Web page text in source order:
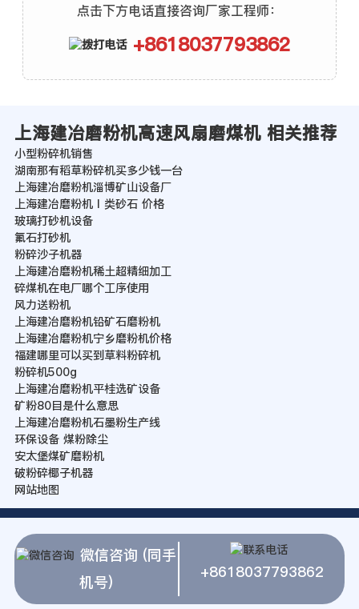
点击下方电话直接咨询厂家工程师：
+8618037793862
上海建冶磨粉机高速风扇磨煤机 相关推荐
小型粉碎机销售
湖南那有稻草粉碎机买多少钱一台
上海建冶磨粉机淄博矿山设备厂
上海建冶磨粉机Ⅰ类砂石 价格
玻璃打砂机设备
氟石打砂机
粉碎沙子机器
上海建冶磨粉机稀土超精细加工
碎煤机在电厂哪个工序使用
风力送粉机
上海建冶磨粉机铅矿石磨粉机
上海建冶磨粉机宁乡磨粉机价格
福建哪里可以买到草料粉碎机
粉碎机500g
上海建冶磨粉机平桂选矿设备
矿粉80目是什么意思
上海建冶磨粉机石墨粉生产线
环保设备 煤粉除尘
安太堡煤矿磨粉机
破粉碎椰子机器
网站地图
微信咨询 (同手
机号)
+8618037793862